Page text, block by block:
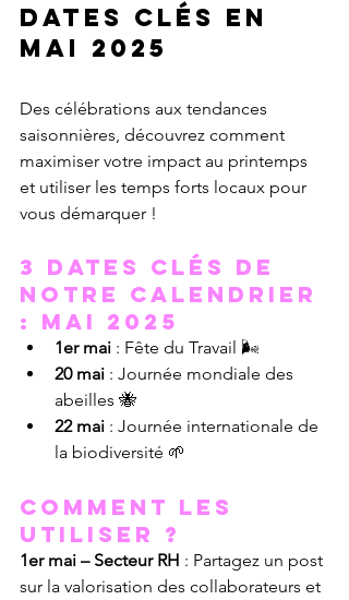
Dates clés en
mai 2025
Des célébrations aux tendances
saisonnières, découvrez comment
maximiser votre impact au printemps
et utiliser les temps forts locaux pour
vous démarquer !
3 dates clés de
notre calendrier
: Mai 2025
1er mai : Fête du Travail 🌬️
20 mai : Journée mondiale des
abeilles 🐝
22 mai : Journée internationale de
la biodiversité 🌱
Comment les
utiliser ?
1er mai – Secteur RH : Partagez un post
sur la valorisation des collaborateurs et